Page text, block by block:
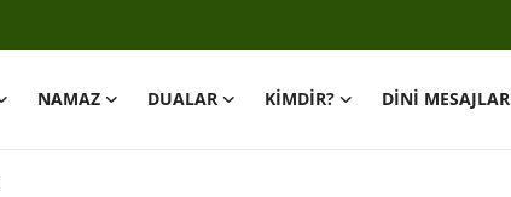
NAMAZ DUALAR KİMDİR? DİNİ MESAJLAR